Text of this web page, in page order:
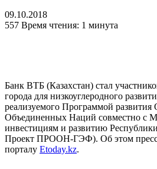
09.10.2018
557 Время чтения: 1 минута
Банк ВТБ (Казахстан) стал
города для низкоуглеродного
реализуемого Программой развития
Объединенных Наций совместно с
инвестициям и развитию
Проект ПРООН-ГЭФ). Об этом
порталу Etoday.kz.